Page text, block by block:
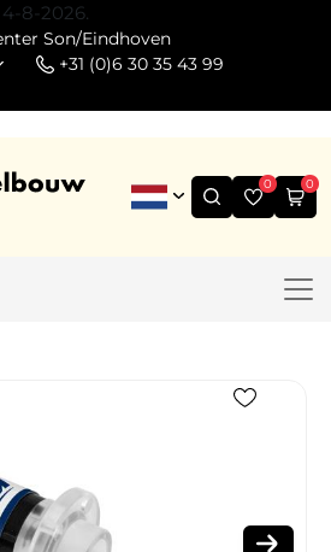
8-2026.
Son/Eindhoven
+31 (0)6 30 35 43 99
0 0